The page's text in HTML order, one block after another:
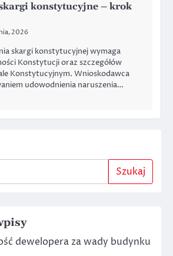
konstytucyjne – krok
2026
skargi konstytucyjnej wymaga
Konstytucji oraz szczegółów
Konstytucyjnym. Wnioskodawca
udowodnienia naruszenia…
Szukaj
dewelopera za wady budynku